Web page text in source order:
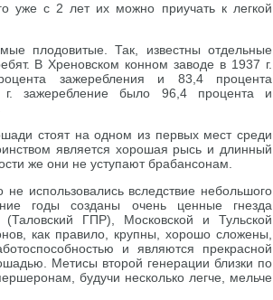
уже с 2 лет их можно приучать к легкой
плодовитые. Так, известны отдельные
В Хреновском конном заводе в 1937 г.
зажеребления и 83,4 процента
зажеребление было 96,4 процента и
стоят на одном из первых мест среди
является хорошая рысь и длинный
же они не уступают брабансонам.
использовались вследствие небольшого
годы созданы очень ценные гнезда
ГПР), Московской и Тульской
как правило, крупны, хорошо сложены,
и являются прекрасной
Метисы второй генерации близки по
будучи несколько легче, мельче